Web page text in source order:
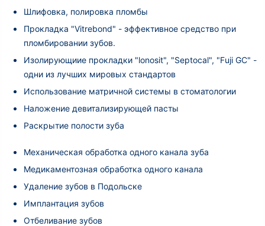
Шлифовка, полировка пломбы
Прокладка "Vitrebond" - эффективное средство при
пломбировании зубов.
Изолирующиие прокладки "lonosit", "Septocal", "Fuji GC" -
одни из лучших мировых стандартов
Использование матричной системы в стоматологии
Наложение девитализирующей пасты
Раскрытие полости зуба
Механическая обработка одного канала зуба
Медикаментозная обработка одного канала
Удаление зубов в Подольске
Имплантация зубов
Отбеливание зубов